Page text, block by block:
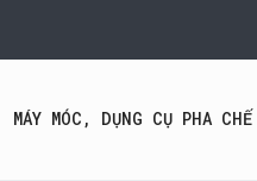
MÁY MÓC, DỤNG CỤ PHA CHẾ